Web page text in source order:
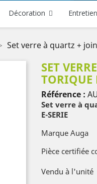
Décoration Entretien
Set verre à quartz +
SET
TORIQUE
Référence :
Set verre à
E-SERIE
Marque Auga
Pièce certifiée
Vendu à l'unité